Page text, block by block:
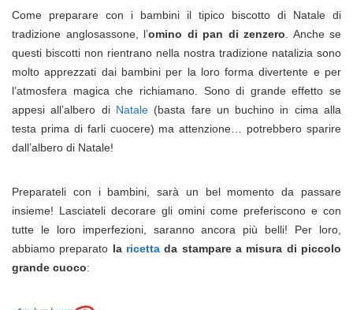
Come preparare con i bambini il tipico biscotto di Natale di
tradizione anglosassone, l’omino di pan di zenzero . Anche se
questi biscotti non rientrano nella nostra tradizione natalizia sono
molto apprezzati dai bambini per la loro forma divertente e per
l’atmosfera magica che richiamano. Sono di grande effetto se
appesi all’albero di Natale(basta fare un buchino in cima alla
testa prima di farli cuocere) ma attenzione… potrebbero sparire
dall’albero di Natale!
Preparateli con i bambini, sarà un bel momento da passare
insieme! Lasciateli decorare gli omini come preferiscono e con
tutte le loro imperfezioni, saranno ancora più belli! Per loro,
abbiamo preparato la ricetta da stampare a misura di piccolo
grande cuoco: